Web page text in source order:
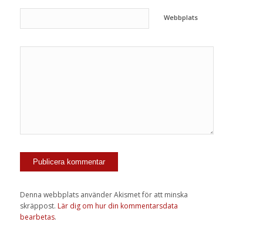
Webbplats
Denna webbplats använder Akismet för att minska
skräppost. Lär dig om hur din kommentarsdata
bearbetas.